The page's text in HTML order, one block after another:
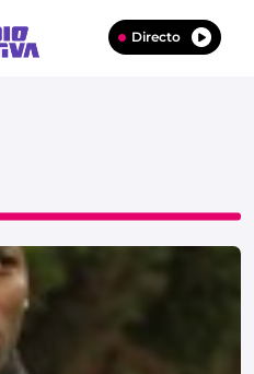
Directo